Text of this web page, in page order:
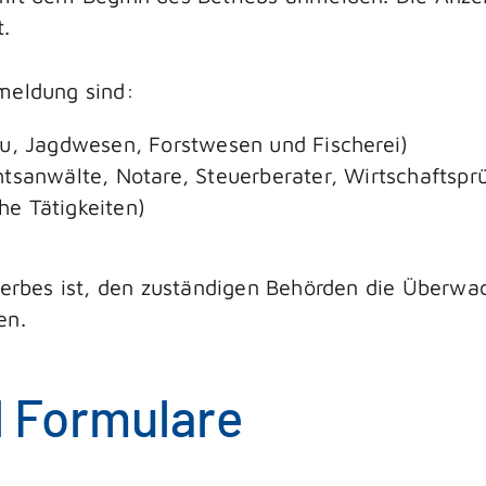
sind:
Jagdwesen, Forstwesen und Fischerei)
Notare, Steuerberater,
Tätigkeiten)
ist, den zuständigen Behörden die